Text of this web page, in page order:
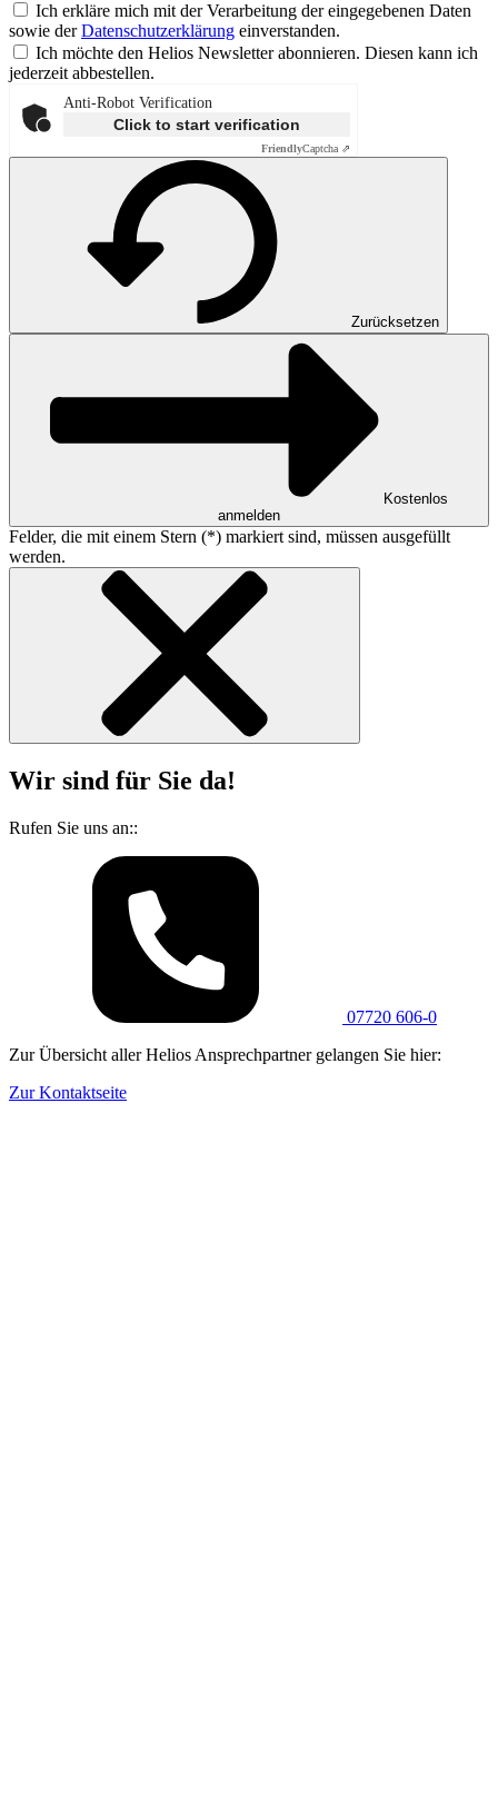
Ich erkläre mich mit der Verarbeitung der eingegebenen Daten
sowie derDatenschutzerklärung einverstanden.
Ich möchte den Helios Newsletter abonnieren. Diesen kann ich
jederzeit abbestellen.
Anti-Robot Verification
Click to start verification
FriendlyCaptcha ⇗
Zurücksetzen
Kostenlos
anmelden
Felder, die mit einem Stern (*) markiert sind, müssen ausgefüllt
werden.
Wir sind für Sie da!
Rufen Sie uns an::
07720 606-0
Zur Übersicht aller Helios Ansprechpartner gelangen Sie hier:
Zur Kontaktseite